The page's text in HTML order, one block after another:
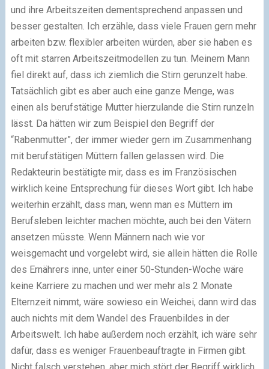
und ihre Arbeitszeiten dementsprechend anpassen und
besser gestalten. Ich erzähle, dass viele Frauen gern mehr
arbeiten bzw. flexibler arbeiten würden, aber sie haben es
oft mit starren Arbeitszeitmodellen zu tun. Meinem Mann
fiel direkt auf, dass ich ziemlich die Stirn gerunzelt habe.
Tatsächlich gibt es aber auch eine ganze Menge, was
einen als berufstätige Mutter hierzulande die Stirn runzeln
lässt. Da hätten wir zum Beispiel den Begriff der
“Rabenmutter”, der immer wieder gern im Zusammenhang
mit berufstätigen Müttern fallen gelassen wird. Die
Redakteurin bestätigte mir, dass es im Französischen
wirklich keine Entsprechung für dieses Wort gibt. Ich habe
weiterhin erzählt, dass man, wenn man es Müttern im
Berufsleben leichter machen möchte, auch bei den Vätern
ansetzen müsste. Wenn Männern nach wie vor
weisgemacht und vorgelebt wird, sie allein hätten die Rolle
des Ernährers inne, unter einer 50-Stunden-Woche wäre
keine Karriere zu machen und wer mehr als 2 Monate
Elternzeit nimmt, wäre sowieso ein Weichei, dann wird das
auch nichts mit dem Wandel des Frauenbildes in der
Arbeitswelt. Ich habe außerdem noch erzählt, ich wäre sehr
dafür, dass es weniger Frauenbeauftragte in Firmen gibt.
Nicht falsch verstehen, aber mich stört der Begriff wirklich.